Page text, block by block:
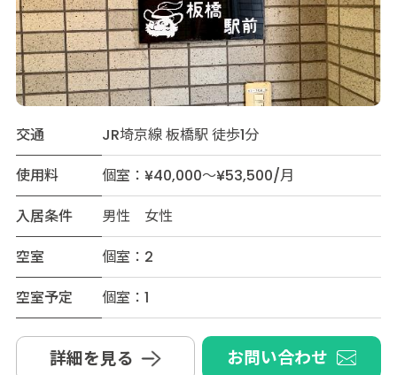
交通
JR埼京線 板橋駅 徒歩1分
使用料
個室：¥40,000～¥53,500/月
入居条件
男性 女性
空室
個室：2
空室予定
個室：1
詳細を見る お問い合わせ